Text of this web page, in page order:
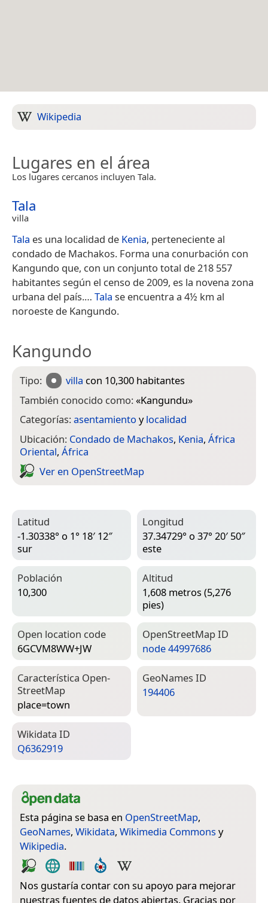
Wikipedia
Lugares en el área
Los lugares cercanos incluyen Tala.
Tala
villa
Tala es una localidad de Kenia, perteneciente al
condado de Machakos. Forma una conurbación con
Kangundo que, con un conjunto total de 218 557
habitantes según el censo de 2009, es la novena zona
urbana del país.​… Tala se encuentra a 4½ km al
noroeste de Kangundo.
Kangundo
Tipo: villa con 10,300 habitantes
También conocido como:«Kangundu»
Categorías:asentamiento ylocalidad
Ubicación: Condado de Machakos, Kenia, África
Oriental, África
Ver en Open­Street­Map
Latitud
-1.30338° o 1° 18′ 12″
sur
Longitud
37.34729° o 37° 20′ 50″
este
Población
10,300
Altitud
1,608 metros (5,276
pies)
Open location code
6GCVM8WW+JW
Open­Street­Map ID
node 44997686
Característica Open­
Street­Map
place=­town
Geo­Names ID
194406
Wiki­data ID
Q6362919
Esta página se basa en OpenStreetMap,
GeoNames, Wikidata, Wikimedia Commons y
Wikipedia.
Nos gustaría contar con su apoyo para mejorar
nuestras fuentes de datos abiertas. Gracias por